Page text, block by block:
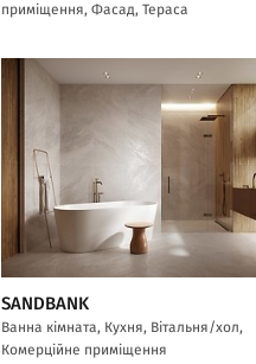
приміщення, Фасад, Тераса
SANDBANK
Ванна кімната, Кухня, Вітальня/хол,
Комерційне приміщення